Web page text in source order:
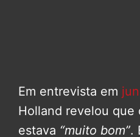
Em entrevista em
Holland revelou que
estava “muito bom”.